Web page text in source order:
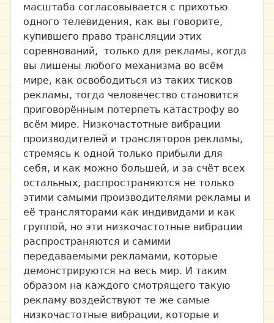
масштаба согласовывается с прихотью
одного телевидения, как вы говорите,
купившего право трансляции этих
соревнований, только для рекламы, когда
вы лишены любого механизма во всём
мире, как освободиться из таких тисков
рекламы, тогда человечество становится
приговорённым потерпеть катастрофу во
всём мире. Низкочастотные вибрации
производителей и трансляторов рекламы,
стремясь к одной только прибыли для
себя, и как можно большей, и за счёт всех
остальных, распространяются не только
этими самыми производителями рекламы и
её трансляторами как индивидами и как
группой, но эти низкочастотные вибрации
распространяются и самими
передаваемыми рекламами, которые
демонстрируются на весь мир. И таким
образом на каждого смотрящего такую
рекламу воздействуют те же самые
низкочастотные вибрации, которые и